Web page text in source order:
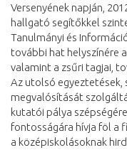
Versenyének napján,
hallgató segítőkkel
Tanulmányi és
további hat helyszínére
valamint a zsűri tagjai,
Az utolsó egyeztetések,
megvalósítását
kutatói pálya
fontosságára hívja föl a
a középiskolásoknak